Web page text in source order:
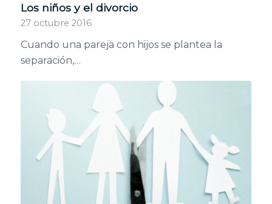
Los niños y el divorcio
27 octubre 2016
Cuando una pareja con hijos se plantea la
separación,…